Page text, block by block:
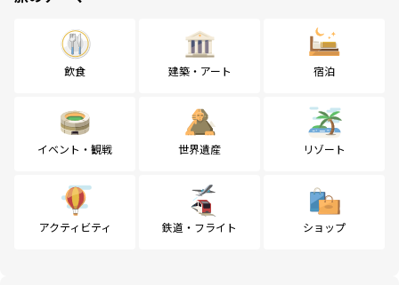
飲食 建築・アート 宿泊
イベント・観戦 世界遺産 リゾート
アクティビティ 鉄道・フライト ショップ